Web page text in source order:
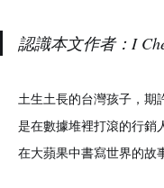
認識本文作者：I
土生土長的台灣孩子，期
是在數據堆裡打滾的行銷
在大蘋果中書寫世界的故